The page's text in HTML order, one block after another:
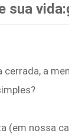
sua
a
(em nossa